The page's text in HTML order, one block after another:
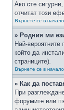
Ако сте
отчитат този
Върнете се в
» Родния ми
Най-
който да
страниците).
Върнете се в
» Как да
При
форумите или